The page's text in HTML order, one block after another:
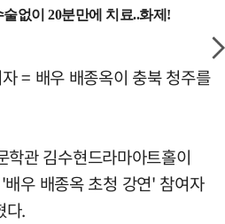
= 배우 배종옥이 충북 청주를
학관 김수현드라마아트홀이
우 배종옥 초청 강연' 참여자
다.